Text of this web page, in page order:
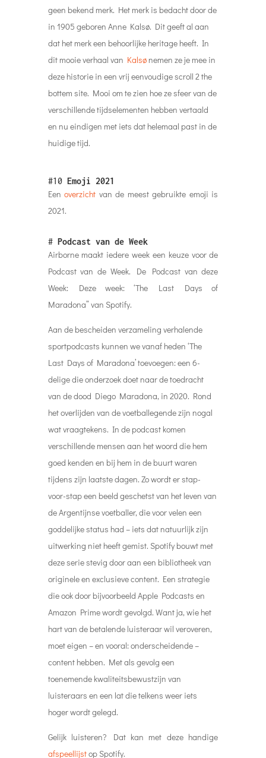
geen bekend merk. Het merk is bedacht door de
in 1905 geboren Anne Kalsø. Dit geeft al aan
dat het merk een behoorlijke heritage heeft. In
dit mooie verhaal van Kalsønemen ze je mee in
deze historie in een vrij eenvoudige scroll 2 the
bottem site. Mooi om te zien hoe ze sfeer van de
verschillende tijdselementen hebben vertaald
en nu eindigen met iets dat helemaal past in de
huidige tijd.
#10 Emoji 2021
Eenoverzicht van de meest gebruikte emoji is
2021.
# Podcast van de Week
Airborne maakt iedere week een keuze voor de
Podcast van de Week. De Podcast van deze
Week: Deze week: ‘The Last Days of
Maradona” van Spotify.
Aan de bescheiden verzameling verhalende
sportpodcasts kunnen we vanaf heden ‘The
Last Days of Maradona’ toevoegen: een 6-
delige die onderzoek doet naar de toedracht
van de dood Diego Maradona, in 2020. Rond
het overlijden van de voetballegende zijn nogal
wat vraagtekens. In de podcast komen
verschillende mensen aan het woord die hem
goed kenden en bij hem in de buurt waren
tijdens zijn laatste dagen. Zo wordt er stap-
voor-stap een beeld geschetst van het leven van
de Argentijnse voetballer, die voor velen een
goddelijke status had – iets dat natuurlijk zijn
uitwerking niet heeft gemist. Spotify bouwt met
deze serie stevig door aan een bibliotheek van
originele en exclusieve content. Een strategie
die ook door bijvoorbeeld Apple Podcasts en
Amazon Prime wordt gevolgd. Want ja, wie het
hart van de betalende luisteraar wil veroveren,
moet eigen – en vooral: onderscheidende –
content hebben. Met als gevolg een
toenemende kwaliteitsbewustzijn van
luisteraars en een lat die telkens weer iets
hoger wordt gelegd.
Gelijk luisteren? Dat kan met deze handige
afspeellijstop Spotify.